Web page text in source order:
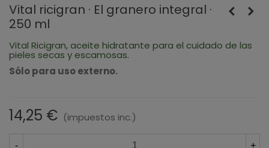
Vital ricigran · El granero integral ·
250 ml
Vital Ricigran, aceite hidratante para el cuidado de las
pieles secas y escamosas.
Sólo para uso externo.
14,25 € (impuestos inc.)
- +